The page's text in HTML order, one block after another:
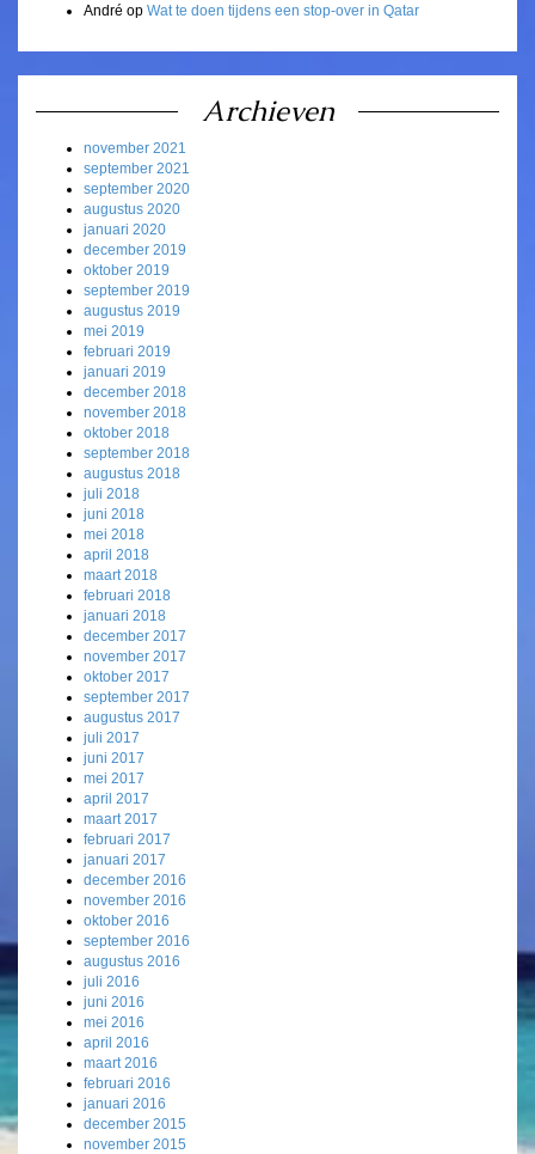
André op Wat te doen tijdens een stop-over in Qatar
Archieven
november 2021
september 2021
september 2020
augustus 2020
januari 2020
december 2019
oktober 2019
september 2019
augustus 2019
mei 2019
februari 2019
januari 2019
december 2018
november 2018
oktober 2018
september 2018
augustus 2018
juli 2018
juni 2018
mei 2018
april 2018
maart 2018
februari 2018
januari 2018
december 2017
november 2017
oktober 2017
september 2017
augustus 2017
juli 2017
juni 2017
mei 2017
april 2017
maart 2017
februari 2017
januari 2017
december 2016
november 2016
oktober 2016
september 2016
augustus 2016
juli 2016
juni 2016
mei 2016
april 2016
maart 2016
februari 2016
januari 2016
december 2015
november 2015